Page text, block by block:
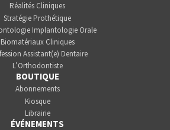
Réalités Cliniques
Stratégie Prothétique
Implantologie Orale
Biomatériaux Cliniques
Assistant(e) Dentaire
L’Orthodontiste
BOUTIQUE
Abonnements
Kiosque
Librairie
ÉVÉNEMENTS